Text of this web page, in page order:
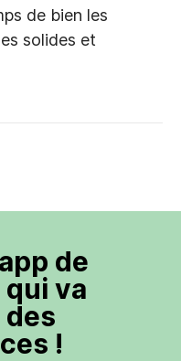
de bien les
solides et
de
va
!